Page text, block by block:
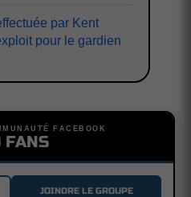
par Kent
pour le gardien
FACEBOOK
JOINDRE LE GROUPE